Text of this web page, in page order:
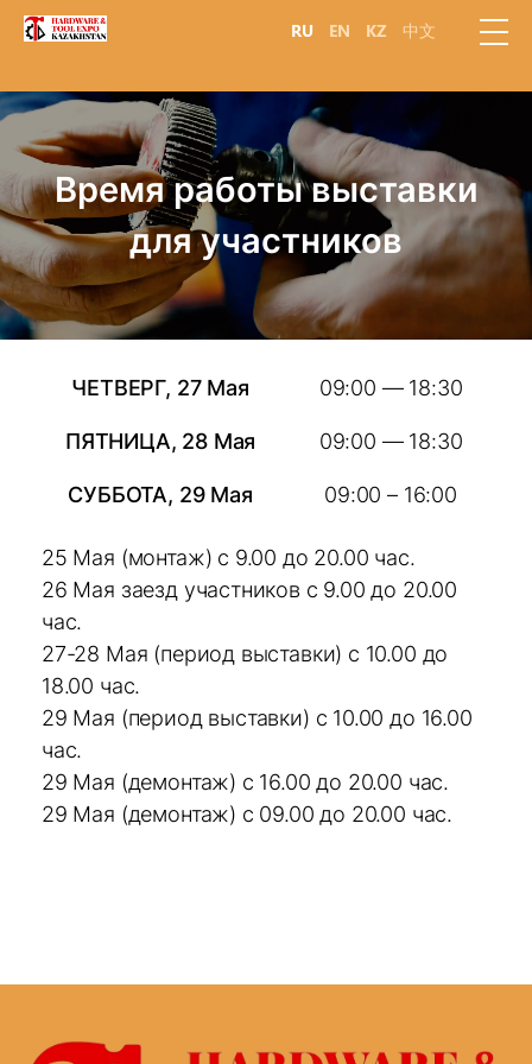
RU EN KZ 中文
Время работы выставки
для участников
ЧЕТВЕРГ, 27 Мая 09:00 — 18:30
ПЯТНИЦА, 28 Мая 09:00 — 18:30
СУББОТА, 29 Мая 09:00 – 16:00
25 Мая (монтаж) с 9.00 до 20.00 час.
26 Мая заезд участников с 9.00 до 20.00
час.
27-28 Мая (период выставки) с 10.00 до
18.00 час.
29 Мая (период выставки) с 10.00 до 16.00
час.
29 Мая (демонтаж) с 16.00 до 20.00 час.
29 Мая (демонтаж) с 09.00 до 20.00 час.